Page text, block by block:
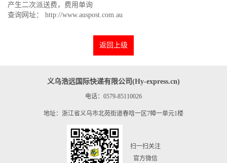
产生二次派送费，费用单询
查询网址： http://www.auspost.com.au
返回上级
义乌浩远国际快递有限公司(Hy-express.cn)
电话：0579-85110026
地址：浙江省义乌市北苑街道春唅一区7幛一单元1楼
扫一扫关注
官方微信